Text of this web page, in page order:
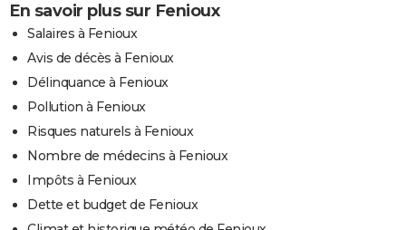
En savoir plus sur Fenioux
Salaires à Fenioux
Avis de décès à Fenioux
Délinquance à Fenioux
Pollution à Fenioux
Risques naturels à Fenioux
Nombre de médecins à Fenioux
Impôts à Fenioux
Dette et budget de Fenioux